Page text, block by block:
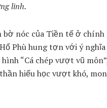
linh.
nóc của Tiền tế ở
Phù hung tợn với ý
“Cá chép vượt vũ
hiếu học vượt khó,